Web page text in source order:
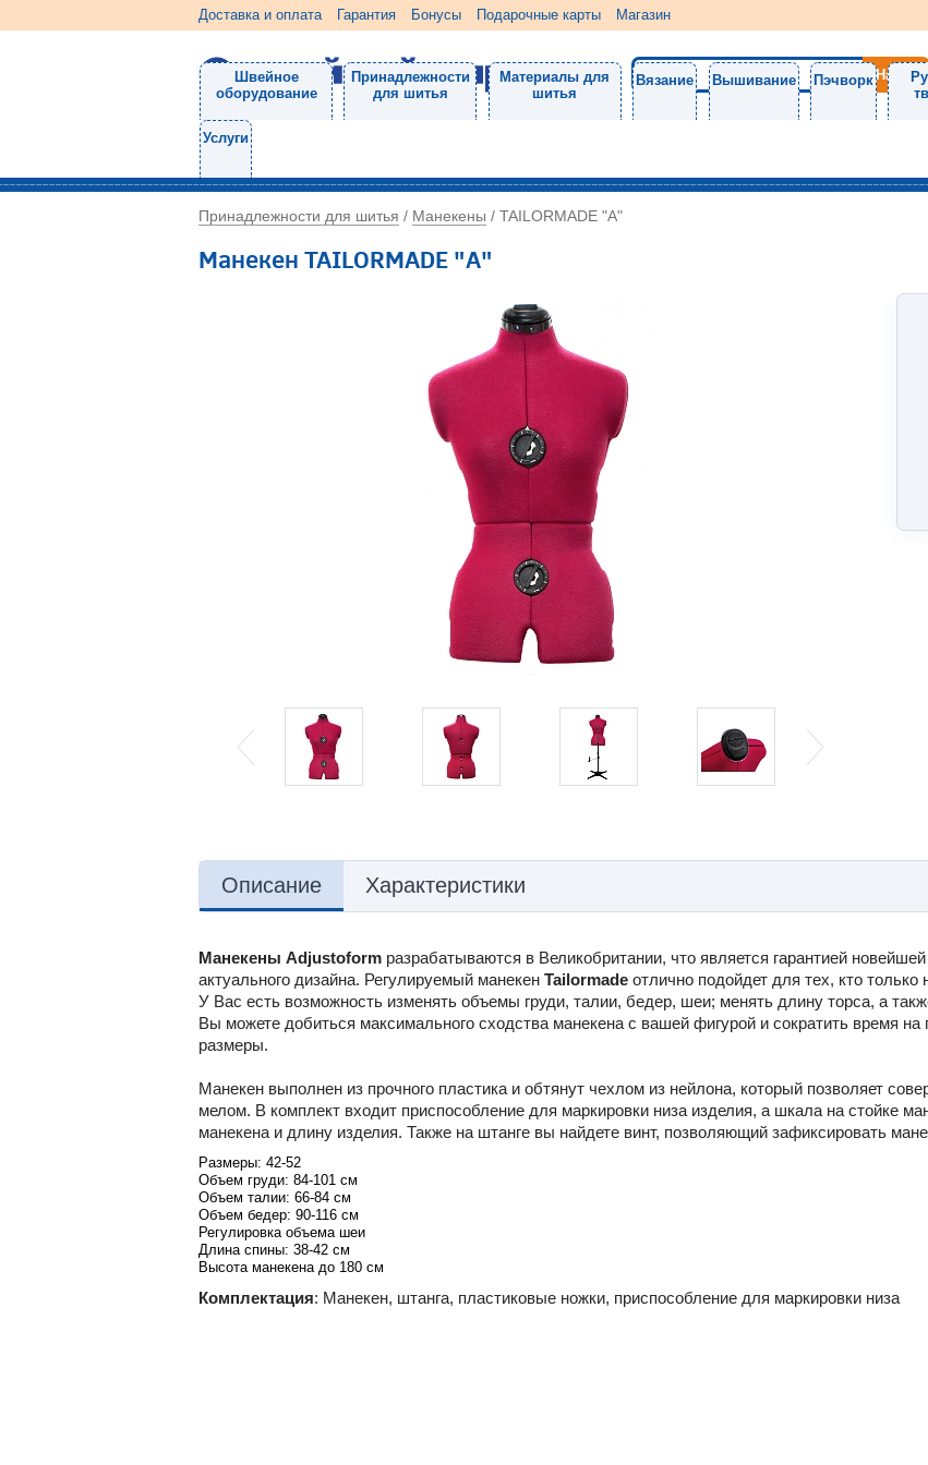
Доставка и оплата Гарантия Бонусы Подарочные карты Магазин
Швейное
оборудование
Принадлежности
для шитья
Материалы для
шитья
Вязание Вышивание Пэчворк
Услуги
Принадлежности для шитья / Манекены / TAILORMADE "А"
Манекен TAILORMADE "А"
Описание Характеристики
Манекены Adjustoform разрабатываются в Великобритании, что является гарантией
актуального дизайна. Регулируемый манекен Tailormade отлично подойдет для тех, кто
У Вас есть возможность изменять объемы груди, талии, бедер, шеи; менять длину торса, а
Вы можете добиться максимального сходства манекена с вашей фигурой и сократить время
размеры.
Манекен выполнен из прочного пластика и обтянут чехлом из нейлона, который позволяет
мелом. В комплект входит приспособление для маркировки низа изделия, а шкала на стойке
манекена и длину изделия. Также на штанге вы найдете винт, позволяющий зафиксировать
Размеры: 42-52
Объем груди: 84-101 см
Объем талии: 66-84 см
Объем бедер: 90-116 см
Регулировка объема шеи
Длина спины: 38-42 см
Высота манекена до 180 см
Комплектация: Манекен, штанга, пластиковые ножки, приспособление для маркировки низа